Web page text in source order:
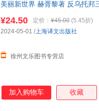
美丽新世界 赫胥黎著 反乌托邦
¥24.50 定价： ¥45.00 (5.45折)
徐州文乐图书专营店
2024-05-01 /上海译文出版社
加入购物车 收藏